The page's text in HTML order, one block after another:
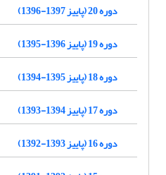
دوره 20 (پاییز 1397-1396)
دوره 19 (پاییز 1396-1395)
دوره 18 (پاییز 1395-1394)
دوره 17 (پاییز 1394-1393)
دوره 16 (پاییز 1393-1392)